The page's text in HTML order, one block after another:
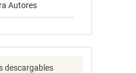
Autores
descargables